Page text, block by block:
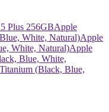
Plus 256GBApple
White, Natural)Apple
White, Natural)Apple
Blue, White,
(Black, Blue,